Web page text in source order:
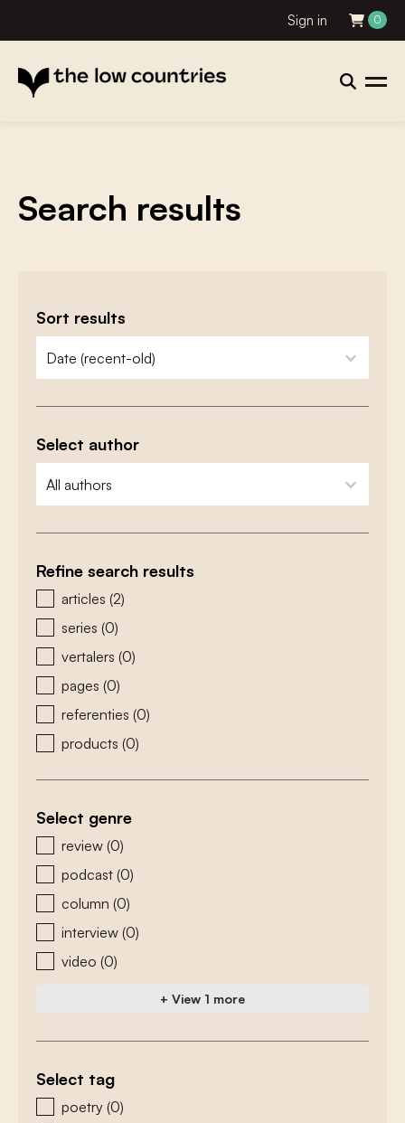
Sign in 0
Search results
Sort results
zoeken - sorteer
sort content
Select author
zoeken - auteurs
select content
Refine search results
zoeken - type
articles (2)
series (0)
vertalers (0)
pages (0)
referenties (0)
products (0)
Select genre
zoeken - genre
review (0)
podcast (0)
column (0)
interview (0)
video (0)
+ View 1 more
Select tag
zoeken - tags
poetry (0)